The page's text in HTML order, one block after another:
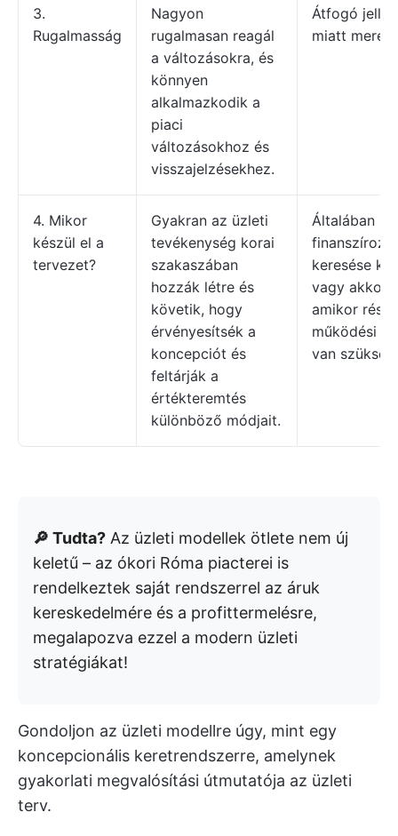
3.
Rugalmasság
Nagyon
rugalmasan reagál
a változásokra, és
könnyen
alkalmazkodik a
piaci
változásokhoz és
visszajelzésekhez.
Átfogó
miatt
4. Mikor
készül el a
tervezet?
Gyakran az üzleti
tevékenység korai
szakaszában
hozzák létre és
követik, hogy
érvényesítsék a
koncepciót és
feltárják a
értékteremtés
különböző módjait.
Általában
keresése
vagy akkor
amikor
működési
van szükség.
🔎 Tudta? Az üzleti modellek ötlete nem új
keletű – az ókori Róma piacterei is
rendelkeztek saját rendszerrel az áruk
kereskedelmére és a profittermelésre,
megalapozva ezzel a modern üzleti
stratégiákat!
Gondoljon az üzleti modellre úgy, mint egy
koncepcionális keretrendszerre, amelynek
gyakorlati megvalósítási útmutatója az üzleti
terv.